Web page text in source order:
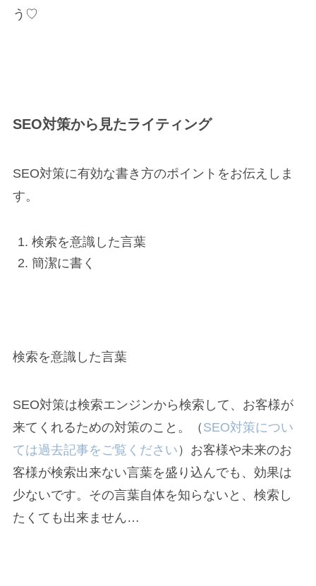
う♡
SEO対策から見たライティング
SEO対策に有効な書き方のポイントをお伝えしま
す。
検索を意識した言葉
簡潔に書く
検索を意識した言葉
SEO対策は検索エンジンから検索して、お客様が
来てくれるための対策のこと。（ SEO対策につい
ては過去記事をご覧ください ）お客様や未来のお
客様が検索出来ない言葉を盛り込んでも、効果は
少ないです。その言葉自体を知らないと、検索し
たくても出来ません…